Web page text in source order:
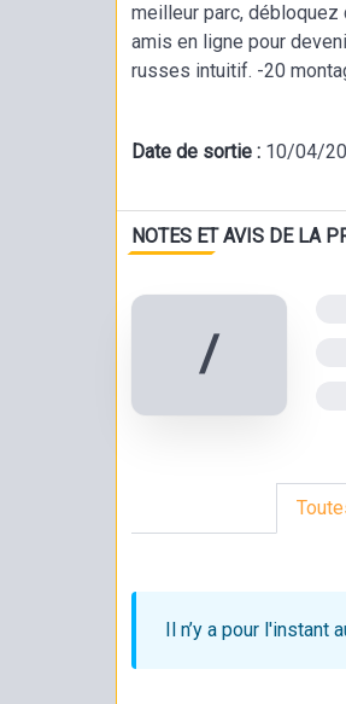
meilleur parc,
amis en ligne pour
russes intuitif. -20
rapides et plus hautes.
vous avec vos amis sur
Date de sortie : 10/04/
NOTES ET AVIS DE LA
/
Il n’y a pour l'instant